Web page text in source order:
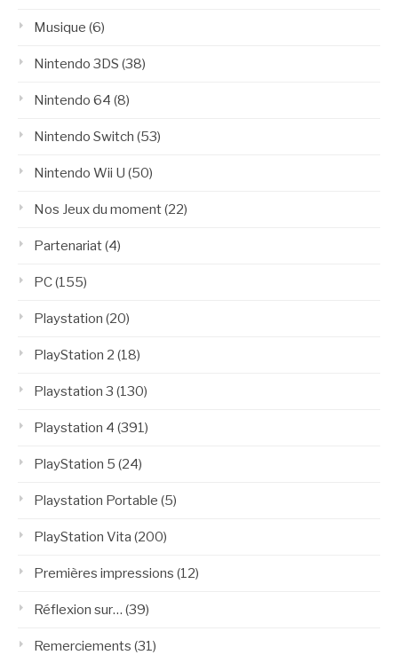
Musique (6)
Nintendo 3DS (38)
Nintendo 64 (8)
Nintendo Switch (53)
Nintendo Wii U (50)
Nos Jeux du moment(22)
Partenariat(4)
PC(155)
Playstation (20)
PlayStation 2 (18)
Playstation 3 (130)
Playstation 4 (391)
PlayStation 5 (24)
Playstation Portable (5)
PlayStation Vita (200)
Premières impressions (12)
Réflexion sur… (39)
Remerciements (31)